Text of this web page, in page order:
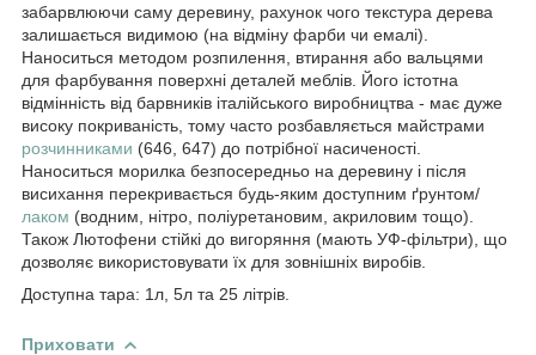
забарвлюючи саму деревину, рахунок чого текстура дерева
залишається видимою (на відміну фарби чи емалі).
Наноситься методом розпилення, втирання або вальцями
для фарбування поверхні деталей меблів. Його істотна
відмінність від барвників італійського виробництва - має дуже
високу покриваність, тому часто розбавляється майстрами
розчинниками (646, 647) до потрібної насиченості.
Наноситься морилка безпосередньо на деревину і після
висихання перекривається будь-яким доступним ґрунтом/
лаком (водним, нітро, поліуретановим, акриловим тощо).
Також Лютофени стійкі до вигоряння (мають УФ-фільтри), що
дозволяє використовувати їх для зовнішніх виробів.
Доступна тара: 1л, 5л та 25 літрів.
Приховати